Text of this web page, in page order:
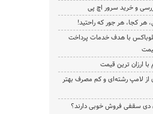
هر کجا، هر جور که راحتید!
با هدف خدمات پرداخت
با ارزان ترین قیمت
از لامپ رشته‌ای و کم مصرف بهتر
دی سقفی فروش خوبی دارند؟